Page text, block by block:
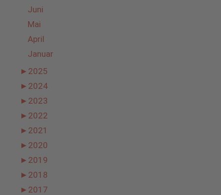
Juni
Mai
April
Januar
► 2025
► 2024
► 2023
► 2022
► 2021
► 2020
► 2019
► 2018
► 2017